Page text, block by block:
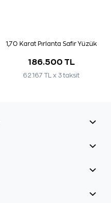
1,70 Karat Pırlanta Safir Yüzük
186.500 TL
62.167 TL x 3 taksit